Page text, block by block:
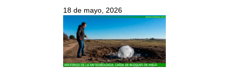
18 de mayo, 2026